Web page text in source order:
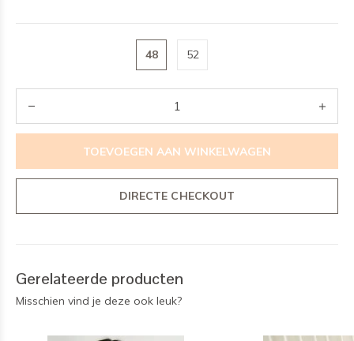
48 52
TOEVOEGEN AAN WINKELWAGEN
DIRECTE CHECKOUT
Gerelateerde producten
Misschien vind je deze ook leuk?